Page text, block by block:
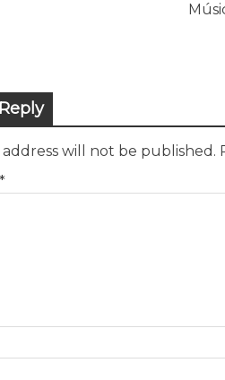
will not be published.
*